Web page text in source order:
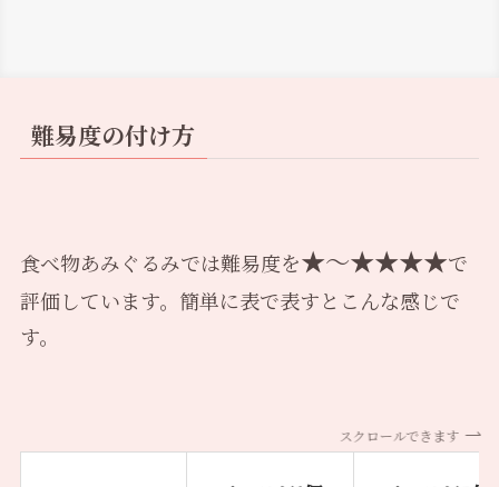
難易度の付け方
食べ物あみぐるみでは難易度を★〜★★★★で
評価しています。簡単に表で表すとこんな感じで
す。
スクロールできます